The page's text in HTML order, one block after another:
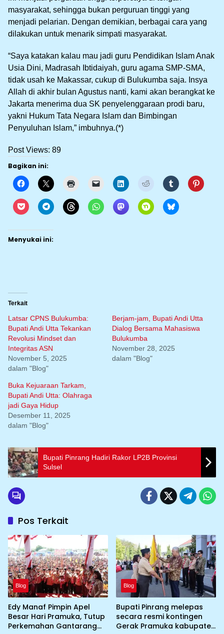
masyarakat, sehingga bukan perguruan tinggi yang
menjadi pelarian. Dengan demikian, berbagai cara yang
dilakukan untuk menarik simpati masyarakat.
“Saya katakan kalau mau jadi guru Pendidikan Islam Anak
Usia Dini, Madrasah Ibtidaiyah, guru agama SMP-SMA,
tidak usah ke Makassar, cukup di Bulukumba saja. Insya
Allah di akhir bulan Agustus nanti, kami akan berangkat ke
Jakarta menerima dua SK penyelenggaraan prodi baru,
yakni Hukum Tata Negara Islam dan Bimbingan
Penyuluhan Islam,” imbuhnya.(*)
Post Views: 89
Bagikan ini:
Menyukai ini:
Terkait
Latsar CPNS Bulukumba:
Bupati Andi Utta Tekankan
Revolusi Mindset dan
Integritas ASN
November 5, 2025
dalam "Blog"
Berjam-jam, Bupati Andi Utta
Dialog Bersama Mahasiswa
Bulukumba
November 28, 2025
dalam "Blog"
Buka Kejuaraan Tarkam,
Bupati Andi Utta: Olahraga
jadi Gaya Hidup
Desember 11, 2025
dalam "Blog"
Bupati Pinrang Hadiri Rakor LP2B Provinsi
Sulsel
Pos Terkait
Blog
Edy Manaf Pimpin Apel
Besar Hari Pramuka, Tutup
Perkemahan Gantarang
Blog
Bupati Pinrang melepas
secara resmi kontingen
Gerak Pramuka kabupaten